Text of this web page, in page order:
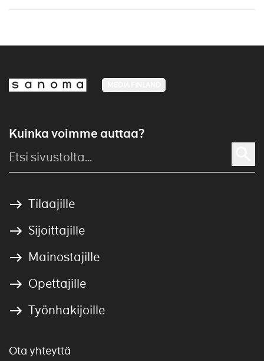
Kuinka voimme auttaa?
Tilaajille
Sijoittajille
Mainostajille
Opettajille
Työnhakijoille
Ota yhteyttä